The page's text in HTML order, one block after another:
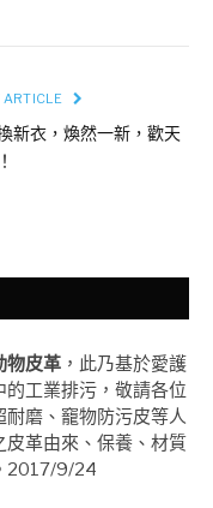
ARTICLE
新衣，煥然一新，歡天
物皮革 ，此乃基於愛護
工業排污，敬請各位
磨、竉物防污皮等人
皮革由來、保養、材質
2017/9/24